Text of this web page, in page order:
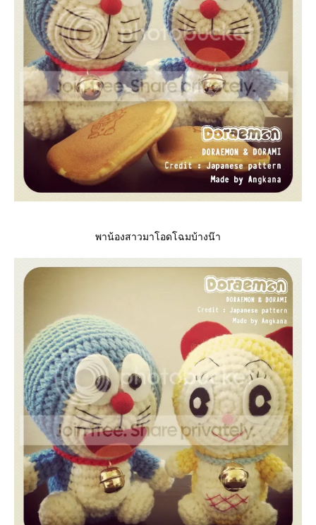
พาน้องสาวมาโอดโฉมบ้างน๊า